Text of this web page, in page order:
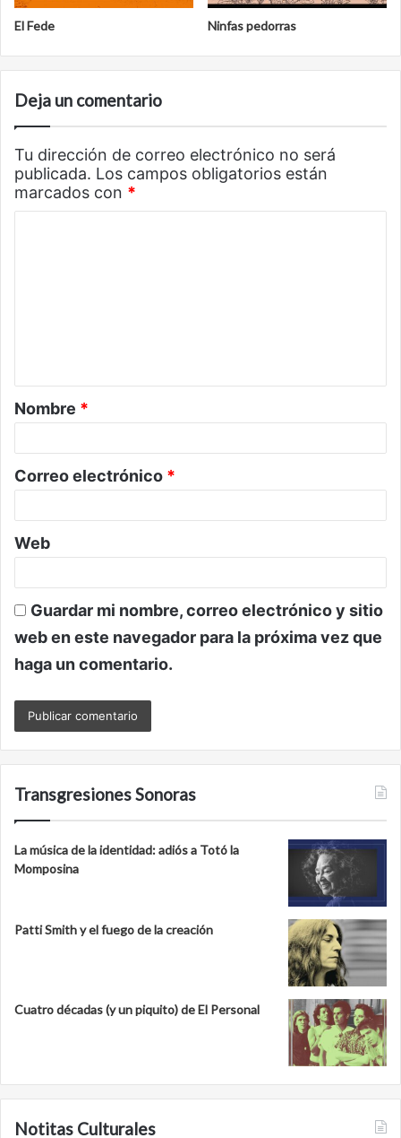
El Fede Ninfas pedorras
Deja un comentario
Tu dirección de correo electrónico no será
publicada. Los campos obligatorios están
marcados con *
a
r
o
*
Nombre *
Correo electrónico *
Web
Guardar mi nombre, correo electrónico y sitio
web en este navegador para la próxima vez que
haga un comentario.
Transgresiones Sonoras
La música de la identidad: adiós a Totó la
Momposina
Patti Smith y el fuego de la creación
Cuatro décadas (y un piquito) de El Personal
Notitas Culturales